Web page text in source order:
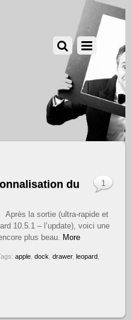
du
Après la sortie (ultra-rapide et
10.5.1 – l’update), voici une
plus beau. More
1
apple ,dock ,drawer,leopard